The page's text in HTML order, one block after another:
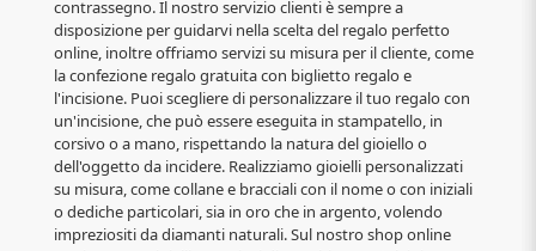
contrassegno. Il nostro servizio clienti è sempre a
disposizione per guidarvi nella scelta del regalo perfetto
online, inoltre offriamo servizi su misura per il cliente, come
la confezione regalo gratuita con biglietto regalo e
l'incisione. Puoi scegliere di personalizzare il tuo regalo con
un'incisione, che può essere eseguita in stampatello, in
corsivo o a mano, rispettando la natura del gioiello o
dell'oggetto da incidere. Realizziamo gioielli personalizzati
su misura, come collane e bracciali con il nome o con iniziali
o dediche particolari, sia in oro che in argento, volendo
impreziositi da diamanti naturali. Sul nostro shop online